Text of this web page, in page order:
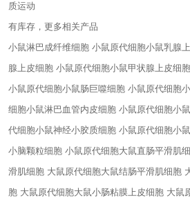
质运动
有库存，更多相关产品
小鼠淋巴成纤维细胞 小鼠原代细胞小鼠乳腺
腺上皮细胞 小鼠原代细胞小鼠甲状腺上皮细
小鼠原代细胞小鼠肠巨噬细胞 小鼠原代细胞
细胞小鼠淋巴血管内皮细胞 小鼠原代细胞小
代细胞小鼠神经小胶质细胞 小鼠原代细胞小
小脑颗粒细胞 小鼠原代细胞大鼠直肠平滑肌
滑肌细胞 大鼠原代细胞大鼠结肠平滑肌细胞
胞 大鼠原代细胞大鼠小肠粘膜上皮细胞 大鼠